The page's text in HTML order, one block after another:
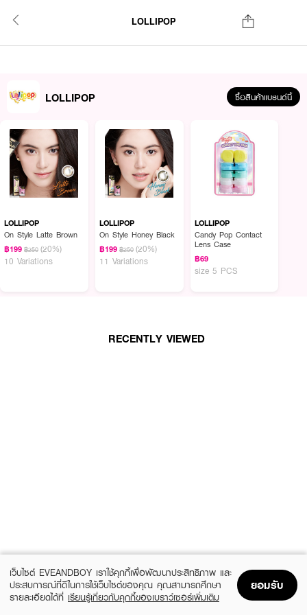
LOLLIPOP
LOLLIPOP ซื้อสินค้าแบรนด์นี้
LOLLIPOP
On Style Latte Brown
฿199 ฿250 (20%)
10 Variations
LOLLIPOP
On Style Honey Black
฿199 ฿250 (20%)
11 Variations
LOLLIPOP
Candy Pop Contact
Lens Case
฿69
size 5 PCS
RECENTLY VIEWED
เว็บไซต์ EVEANDBOY เราใช้คุกกี้เพื่อพัฒนาประสิทธิภาพ และ
ประสบการณ์ที่ดีในการใช้เว็บไซต์ของคุณ คุณสามารถศึกษา
รายละเอียดได้ที่ เรียนรู้เกี่ยวกับคุกกี้ของเบราว์เซอร์เพิ่มเติม
ยอมรับ